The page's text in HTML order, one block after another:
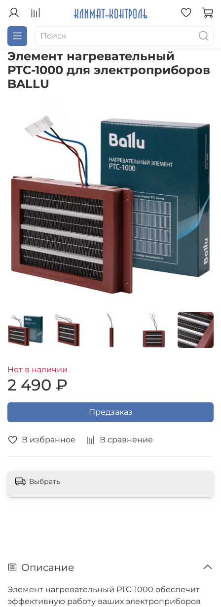
Элемент нагревательный
РТС-1000 для электроприборов
BALLU
В избранное В сравнение
Нет в наличии
2 490 ₽
Предзаказ
Выбрать
Описание
Элемент нагревательный РТС-1000 обеспечит
эффективную работу ваших электроприборов